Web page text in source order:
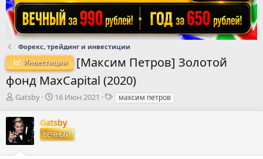
Форекс, трейдинг и инвестиции
Инвестиции
[Максим Петров] Золотой
фонд MaxCapital (2020)
А
т
о
р
Gatsby
Д
т
а
н
16 Июн 2021
Тмаксим петров
Gatsby
ВЕЧНЫЙ